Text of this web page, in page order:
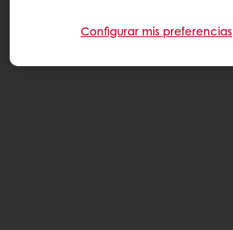
Configurar mis preferencias